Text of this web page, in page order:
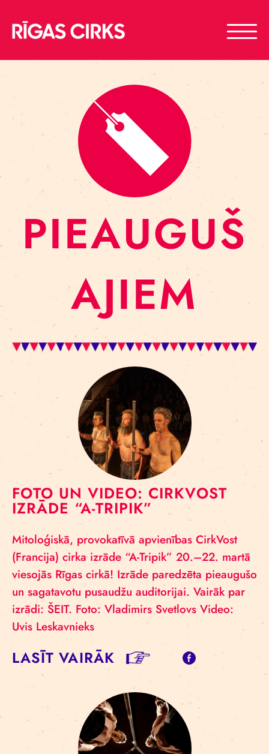
PIEAUGUŠ
AJIEM
FOTO UN VIDEO: CIRKVOST
IZRĀDE “A-TRIPIK”
Mitoloģiskā, provokatīvā apvienības CirkVost
(Francija) cirka izrāde “A-Tripik” 20.–22. martā
viesojās Rīgas cirkā! Izrāde paredzēta pieaugušo
un sagatavotu pusaudžu auditorijai. Vairāk par
izrādi: ŠEIT. Foto: Vladimirs Svetlovs Video:
Uvis Leskavnieks
LASĪT VAIRĀK